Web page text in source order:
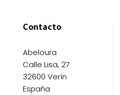
Contacto
Abeloura
Calle Lisa, 27
32600 Verín
España